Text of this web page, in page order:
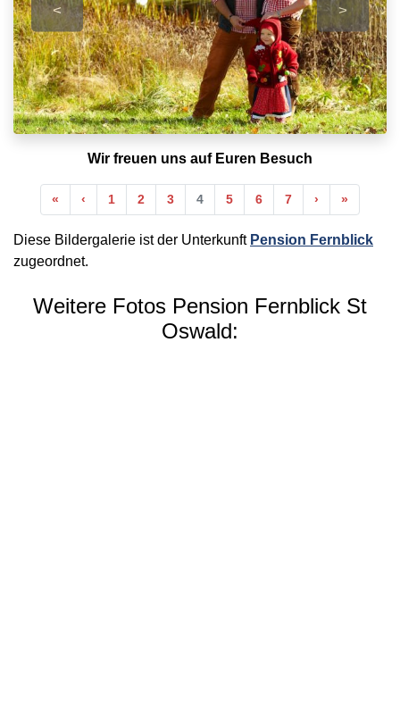
< >
Wir freuen uns auf Euren Besuch
« Anfang
‹ Vorherige
1 2 3 4 5 6 7 › Nächste
»
Diese Bildergalerie ist der Unterkunft Pension Fernblick
zugeordnet.
Weitere Fotos Pension Fernblick St
Oswald: